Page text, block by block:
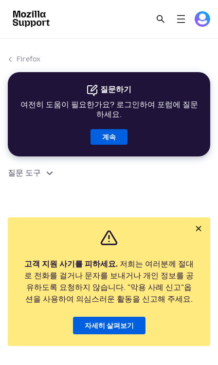
Firefox
질문하기
여전히 도움이 필요한가요? 로그인하여 포럼에 질문
하세요.
계속
질문 도구
고객 지원 사기를 피하세요. 저희는 여러분께 절대
로 전화를 걸거나 문자를 보내거나 개인 정보를 공
유하도록 요청하지 않습니다. "악용 사례 신고"옵
션을 사용하여 의심스러운 활동을 신고해 주세요.
자세히 살펴보기